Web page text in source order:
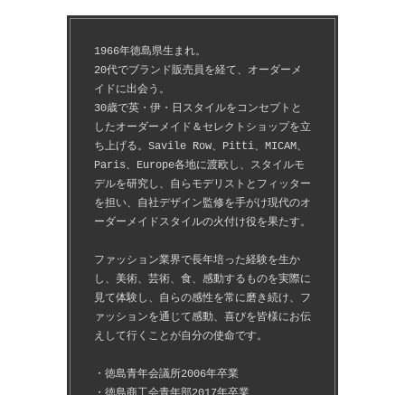
1966年徳島県生まれ。
20代でブランド販売員を経て、オーダーメ
イドに出会う。
30歳で英・伊・日スタイルをコンセプトと
したオーダーメイド＆セレクトショップを立
ち上げる。Savile Row、Pitti、MICAM、
Paris、Europe各地に渡欧し、スタイルモ
デルを研究し、自らモデリストとフィッター
を担い、自社デザイン監修を手がけ現代のオ
ーダーメイドスタイルの火付け役を果たす。
ファッション業界で長年培った経験を生か
し、美術、芸術、食、感動するものを実際に
見て体験し、自らの感性を常に磨き続け、フ
ァッションを通じて感動、喜びを皆様にお伝
えして行くことが自分の使命です。
・徳島青年会議所2006年卒業